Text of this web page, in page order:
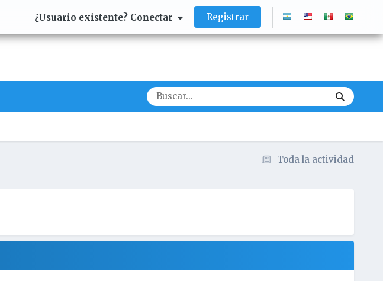
¿Usuario existente? Conectar Registrar
Toda la actividad